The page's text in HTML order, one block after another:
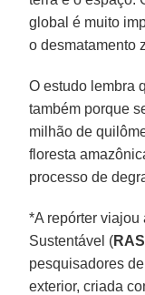
global é muito
o
O estudo lembra
também porque
milhão de
floresta
processo de
*A repórter viajou
Sustentável (RAS
pesquisadores
exterior, criada